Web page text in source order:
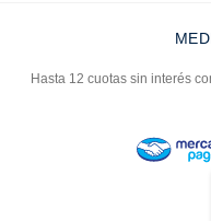
Hasta 12 cuotas sin interés